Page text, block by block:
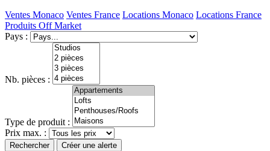
Ventes Monaco Ventes France Locations Monaco Locations France
Produits Off Market
Pays :
Nb. pièces :
Type de produit :
Prix max. :
Rechercher Créer une alerte